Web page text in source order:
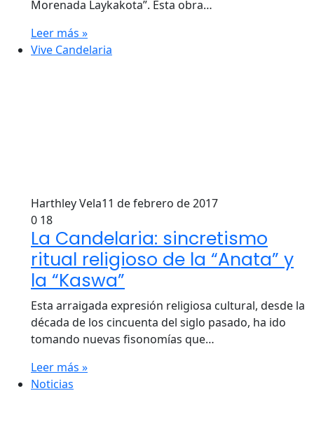
Morenada Laykakota”. Esta obra…
Leer más »
Vive Candelaria
Harthley Vela11 de febrero de 2017
0 18
La Candelaria: sincretismo
ritual religioso de la “Anata” y
la “Kaswa”
Esta arraigada expresión religiosa cultural, desde la
década de los cincuenta del siglo pasado, ha ido
tomando nuevas fisonomías que…
Leer más »
Noticias